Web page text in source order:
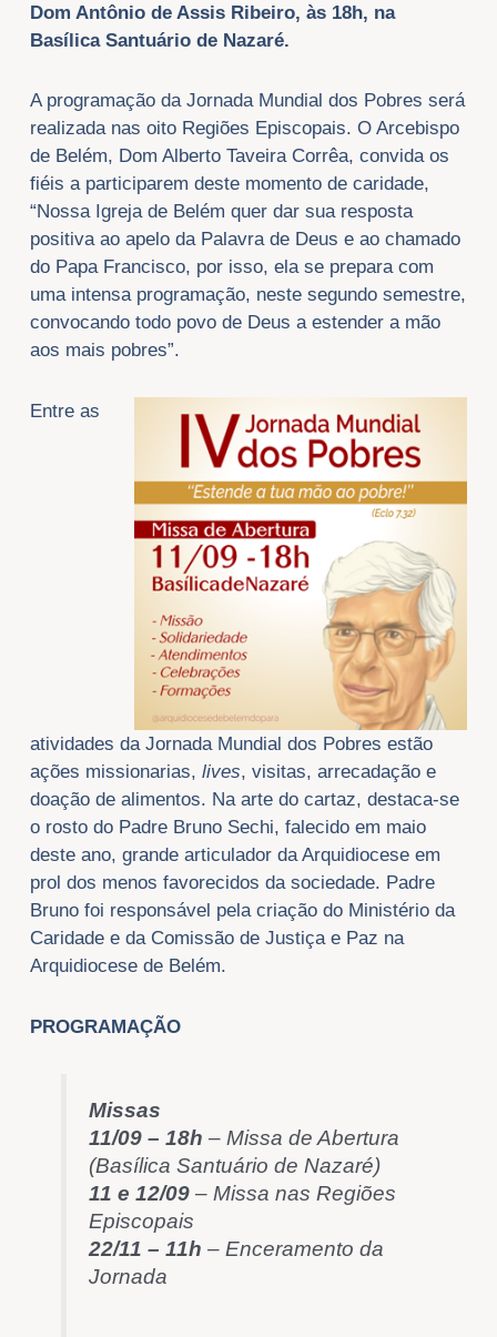
Dom Antônio de Assis Ribeiro, às 18h, na
Basílica Santuário de Nazaré.
A programação da Jornada Mundial dos Pobres será
realizada nas oito Regiões Episcopais. O Arcebispo
de Belém, Dom Alberto Taveira Corrêa, convida os
fiéis a participarem deste momento de caridade,
“Nossa Igreja de Belém quer dar sua resposta
positiva ao apelo da Palavra de Deus e ao chamado
do Papa Francisco, por isso, ela se prepara com
uma intensa programação, neste segundo semestre,
convocando todo povo de Deus a estender a mão
aos mais pobres”.
Entre as
atividades da Jornada Mundial dos Pobres estão
ações missionarias, lives, visitas, arrecadação e
doação de alimentos. Na arte do cartaz, destaca-se
o rosto do Padre Bruno Sechi, falecido em maio
deste ano, grande articulador da Arquidiocese em
prol dos menos favorecidos da sociedade. Padre
Bruno foi responsável pela criação do Ministério da
Caridade e da Comissão de Justiça e Paz na
Arquidiocese de Belém.
PROGRAMAÇÃO
Missas
11/09 – 18h – Missa de Abertura
(Basílica Santuário de Nazaré)
11 e 12/09 – Missa nas Regiões
Episcopais
22/11 – 11h – Enceramento da
Jornada